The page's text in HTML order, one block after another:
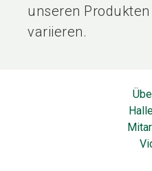
unseren
variieren.